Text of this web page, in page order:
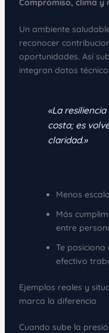
Compromiso, clima y
Un ambiente
reconocer
oportunidades. Así
integran datos
«La
costa; es
claridad.»
Menos
Más
entre
Te posiciona
efectivo
Ejemplos reales y
marca la diferencia
Cuando sube la